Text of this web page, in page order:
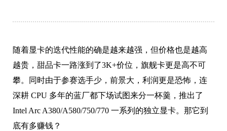
随着显卡的迭代性能的确是越来越强，但价格也是越高
越贵，甜品卡一路涨到了3K+价位，旗舰卡更是高不可
攀。同时由于参赛选手少，前景大，利润更是恐怖，连
深耕 CPU 多年的蓝厂都下场试图来分一杯羹，推出了
Intel Arc A380/A580/750/770 一系列的独立显卡。那它到
底有多赚钱？